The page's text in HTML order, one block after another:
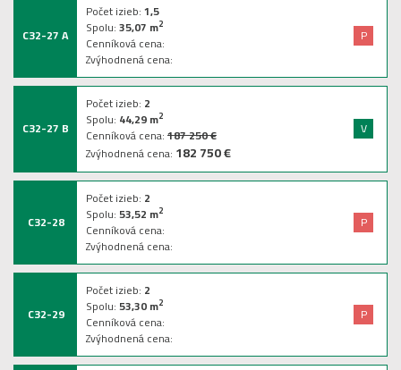
C32-27 A
Počet izieb:1,5
Spolu:35,07 m2
Cenníková cena:
Zvýhodnená cena:
P
C32-27 B
Počet izieb: 2
Spolu: 44,29m2
Cenníková cena:187 250 €
Zvýhodnená cena: 182 750 €
V
C32-28
Počet izieb: 2
Spolu:53,52 m2
Cenníková cena:
Zvýhodnená cena:
P
C32-29
Počet izieb: 2
Spolu:53,30m2
Cenníková cena:
Zvýhodnená cena:
P